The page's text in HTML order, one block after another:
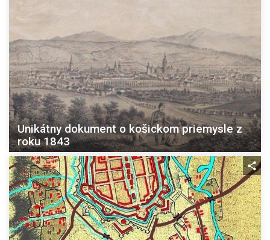
Unikátny dokument o košickom priemysle z
roku 1843